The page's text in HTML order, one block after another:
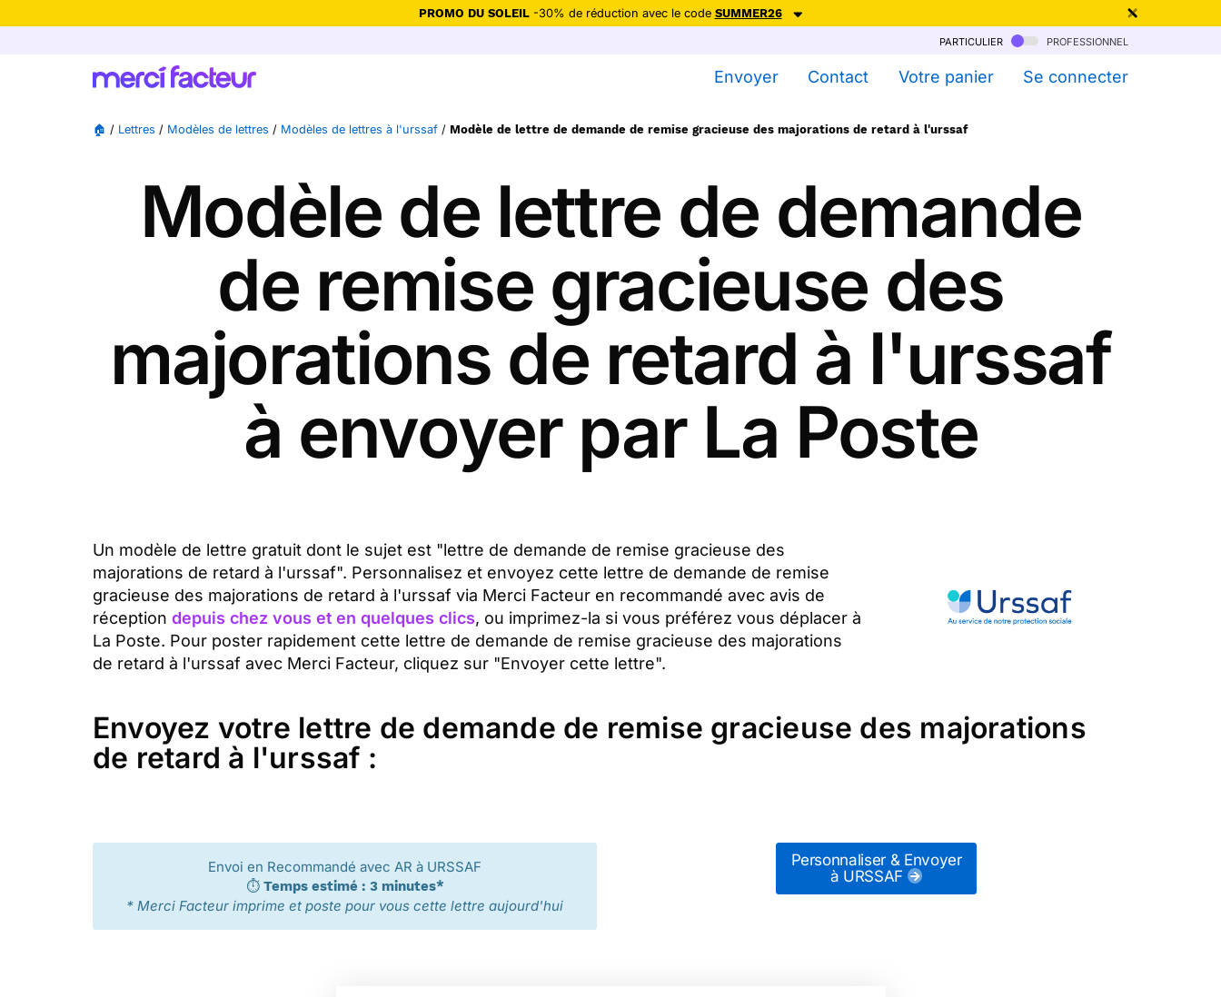
PROMO DU SOLEIL-30% de réduction avec le code SUMMER26
particulier professionnel
Envoyer Contact Votre panier Se connecter
🏠 / Lettres / Modèles de lettres / Modèles de lettres à l'urssaf / Modèle de lettre de demande de remise gracieuse des majorations de retard à l'urssaf
Modèle de lettre de demande
de remise gracieuse des
majorations de retard à l'urssaf
à envoyer par La Poste
Un modèle de lettre gratuit dont le sujet est "lettre de demande de remise gracieuse des
majorations de retard à l'urssaf". Personnalisez et envoyez cette lettre de demande de remise
gracieuse des majorations de retard à l'urssaf via Merci Facteur en recommandé avec avis de
réception depuis chez vous et en quelques clics, ou imprimez-la si vous préférez vous déplacer à
La Poste. Pour poster rapidement cette lettre de demande de remise gracieuse des majorations
de retard à l'urssaf avec Merci Facteur, cliquez sur "Envoyer cette lettre".
Envoyez votre lettre de demande de remise gracieuse des majorations
de retard à l'urssaf :
Envoi en Recommandé avec AR à URSSAF
⏱️ Temps estimé : 3 minutes*
* Merci Facteur imprime et poste pour vous cette lettre aujourd'hui
Personnaliser & Envoyer
à URSSAF